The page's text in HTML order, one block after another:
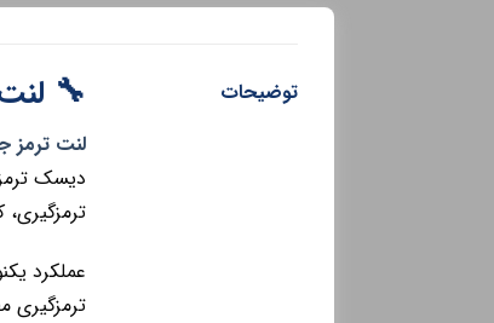
توضیحات 🔧
لنت ترمز
دیسک
عملکرد
ترمزگیری